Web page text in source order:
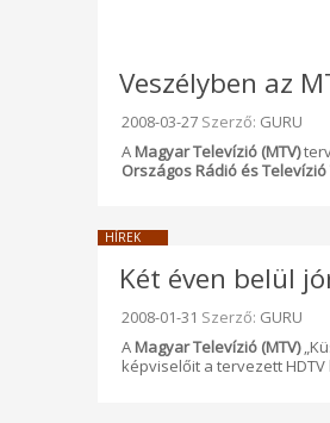
Veszélyben az
Beküldve:
2008-03-27 Szerző: GURU
A Magyar Televízió (MTV)
Országos Rádió és Televízió
HÍREK
Két éven belül
Beküldve:
2008-01-31 Szerző: GURU
A Magyar Televízió (MTV)
képviselőit a tervezett